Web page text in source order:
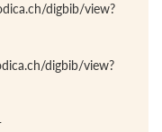
digbib/view?
digbib/view?